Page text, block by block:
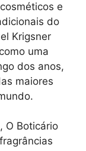
e
do
Krigsner
uma
dos anos,
maiores
O Boticário